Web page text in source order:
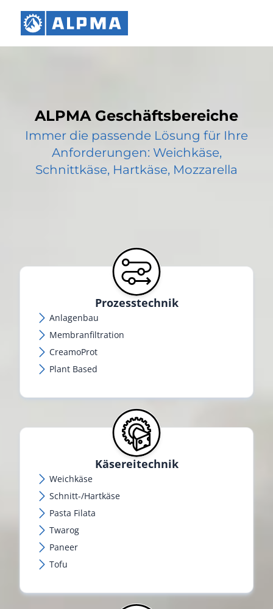
ALPMA Geschäftsbereiche
Immer die passende Lösung für Ihre
Anforderungen: Weichkäse,
Schnittkäse, Hartkäse, Mozzarella
Prozesstechnik
Anlagenbau
Membranfiltration
CreamoProt
Plant Based
Käsereitechnik
Weichkäse
Schnitt-/Hartkäse
Pasta Filata
Twarog
Paneer
Tofu